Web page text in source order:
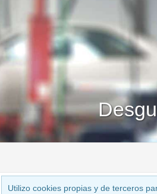
Utilizo cookies propias y de terceros